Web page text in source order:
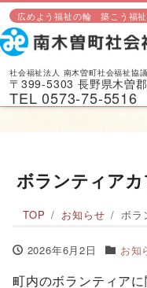
広めよう福祉の輪 築こう福
社会福祉法人 南木曽町社会福祉協
〒399-5303 長野県木曽
TEL 0573-75-5516
ボランティア
TOP お知らせ ボラ
2026年6月2日 お知
町内のボランティア